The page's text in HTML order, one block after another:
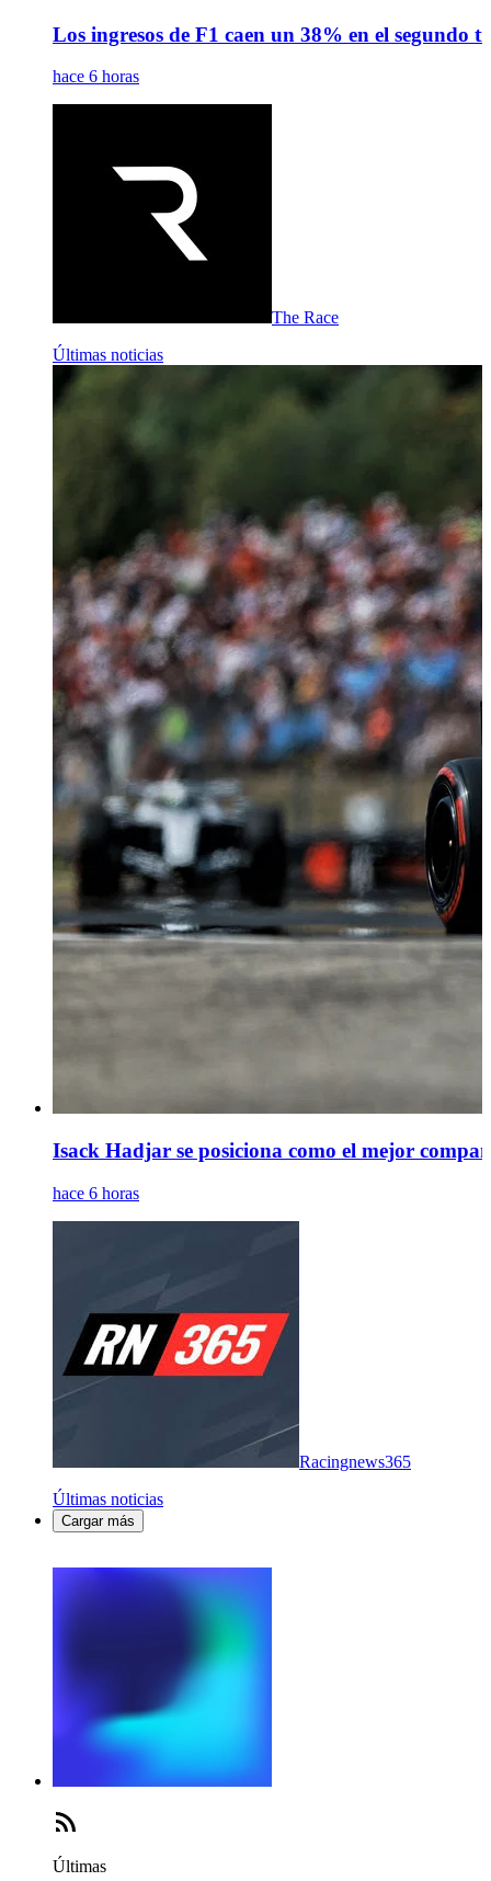
Los ingresos de F1 caen un 38% en el segundo
hace 6 horas
The Race
Últimas noticias
Isack Hadjar se posiciona como el mejor
hace 6 horas
Racingnews365
Últimas noticias
Cargar más
Últimas